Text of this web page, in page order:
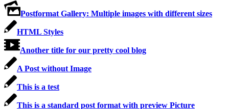
Postformat Gallery: Multiple images with different sizes
HTML Styles
Another title for our pretty cool blog
A Post without Image
This is a test
This is a standard post format with preview Picture